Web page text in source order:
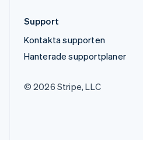
Support
Kontakta supporten
Hanterade supportplaner
© 2026 Stripe, LLC